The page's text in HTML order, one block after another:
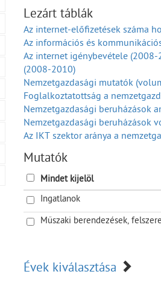
Ft) (2001-2024)
A külkereskedelmi
időszaka=100,0) (2001-2024)
A külkereskedelmi
(2001-2024)
A fogyasztóiár-index (Előző év
Lezárt táblák
Az internet-előfizetések száma
Az információs és
Az internet igénybevétele
(2008-2010)
Nemzetgazdasági mutatók
Foglalkoztatottság a
Nemzetgazdasági beruházások
Nemzetgazdasági beruházások
Az IKT szektor aránya a
Exportárbevétel aránya a nettó
Egy főre jutó bruttó hozzáadott
Az információs és
Az információs és
Az információs és
Az információs és
áron (1990-2007)
Mutatók
Mindet kijelöl
Ingatlanok
Műszaki berendezések,
Évek kiválasztása